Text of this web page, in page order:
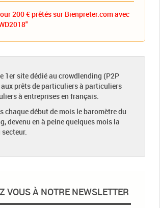
200 € prêtés sur Bienpreter.com avec
1er site dédié au crowdlending (P2P
prêts de particuliers à particuliers
à entreprises en français.
chaque début de mois le baromètre du
devenu en à peine quelques mois la
secteur.
VOUS À NOTRE NEWSLETTER